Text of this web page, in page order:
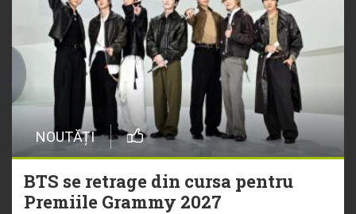
NOUTĂȚI
BTS se retrage din cursa pentru
Premiile Grammy 2027